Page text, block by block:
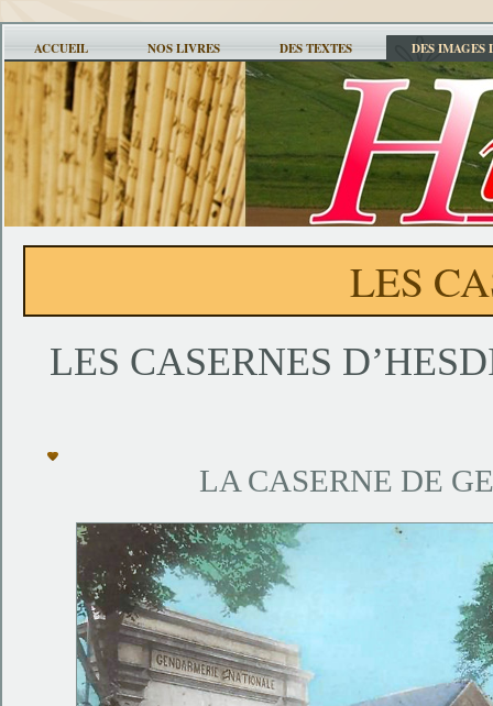
ACCUEIL NOS LIVRES DES TEXTES DES IMAGES
LES
LES CASERNES
LA CASERNE DE